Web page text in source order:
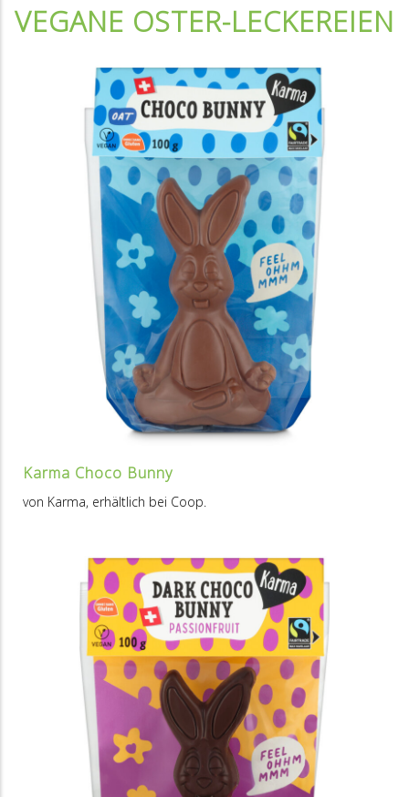
VEGANE OSTER-LECKEREIEN
Karma Choco Bunny
von Karma, erhältlich bei Coop.